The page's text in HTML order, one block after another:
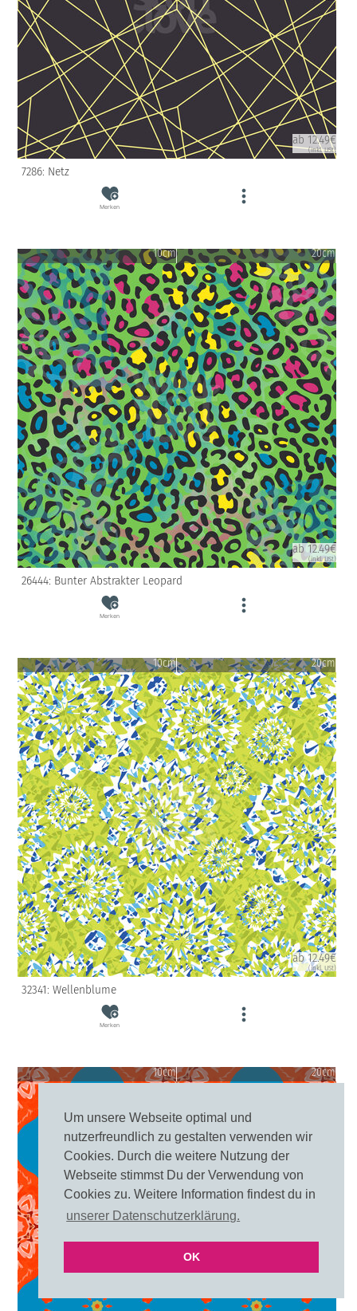
Um unsere Webseite optimal und
nutzerfreundlich zu gestalten verwenden wir
Cookies. Durch die weitere Nutzung der
Webseite stimmst Du der Verwendung von
Cookies zu. Weitere Information findest du in
unserer Datenschutzerklärung.
OK
ab 12.49€
(inkl. USt)
7286: Netz
Merken
10cm 20cm
ab 12.49€
(inkl. USt)
26444: Bunter Abstrakter Leopard
Merken
10cm 20cm
ab 12.49€
(inkl. USt)
32341: Wellenblume
Merken
10cm 20cm